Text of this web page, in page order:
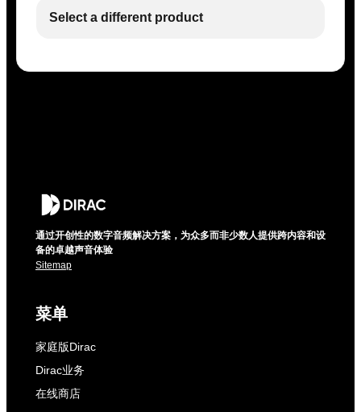
Select a different product
通过开创性的数字音频解决方案，为众多而非少数人提供跨内容和设
备的卓越声音体验
Sitemap
菜单
家庭版Dirac
Dirac业务
在线商店